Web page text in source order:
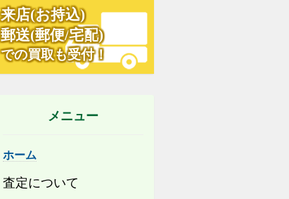
来店(お持込)
郵送(郵便/宅配)
での買取も受付！
メニュー
ホーム
査定について